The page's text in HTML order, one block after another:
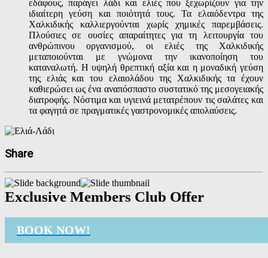
εδάφους, παράγει λάδι και ελιές που ξεχωρίζουν για την
ιδιαίτερη γεύση και ποιότητά τους. Τα ελαιόδεντρα της
Χαλκιδικής καλλιεργούνται χωρίς χημικές παρεμβάσεις.
Πλούσιες σε ουσίες απαραίτητες για τη λειτουργία του
ανθρώπινου οργανισμού, οι ελιές της Χαλκιδικής
μεταποιούνται με γνώμονα την ικανοποίηση του
καταναλωτή. Η υψηλή θρεπτική αξία και η μοναδική γεύση
της ελιάς και του ελαιολάδου της Χαλκιδικής τα έχουν
καθιερώσει ως ένα αναπόσπαστο συστατικό της μεσογειακής
διατροφής. Νόστιμα και υγιεινά μετατρέπουν τις σαλάτες και
τα φαγητά σε πραγματικές γαστρονομικές απολαύσεις.
Share
Exclusive Members Club Offer
BOOK NOW!